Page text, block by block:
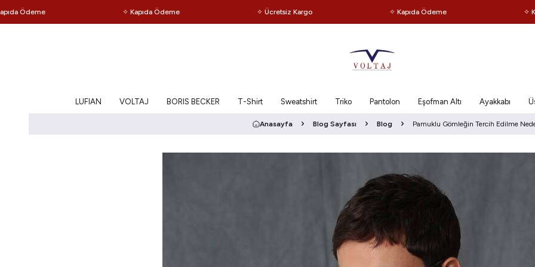
Ödeme ✧ Kapıda Ödeme ✧ Ücretsiz Kargo ✧ Kapıda Ödeme ✧
LUFIAN VOLTAJ BORIS BECKER T-Shirt Sweatshirt Triko Pantolon Eşofman Altı Ayakkabı
Anasayfa Blog Sayfası Blog
Pamuklu Gömleğin Tercih Edilme